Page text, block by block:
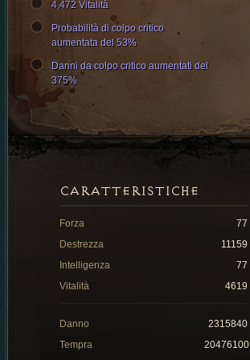
4,472 Vitalità
Probabilità di colpo critico
aumentata del 53%
Danni da colpo critico aumentati del
375%
CARATTERISTICHE
Forza
77
Destrezza
11159
Intelligenza
77
Vitalità
4619
Danno
2315840
Tempra
20476100